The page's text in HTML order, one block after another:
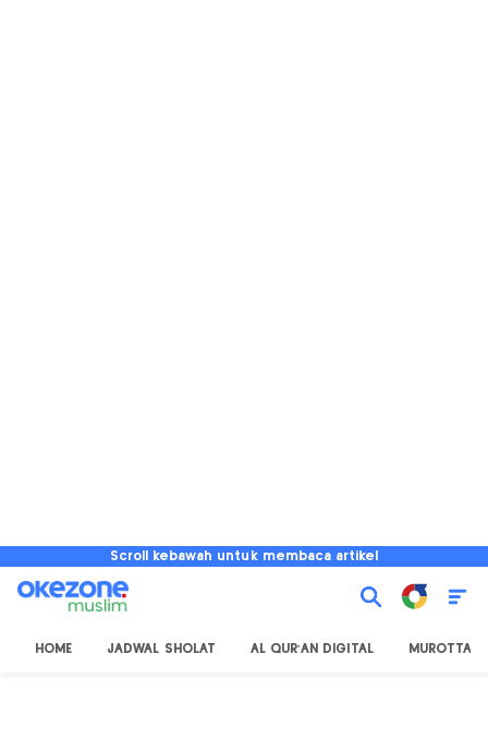
Scroll kebawah untuk membaca artikel
HOME JADWAL SHOLAT AL QUR'AN DIGITAL MUROTTAL